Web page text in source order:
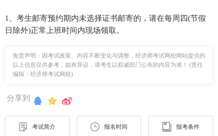
1、考生邮寄预约期内未选择证书邮寄的，请在每周四(节假
日除外)正常上班时间内现场领取。
免责声明：因考试政策、内容不断变化与调整，经济师考试网校网站提供的
以上信息仅供参考，如有异议，请考生以权威部门公布的内容为准！ (责任
编辑：经济师考试网校)
分享到
考试简介 报名时间 报考条件